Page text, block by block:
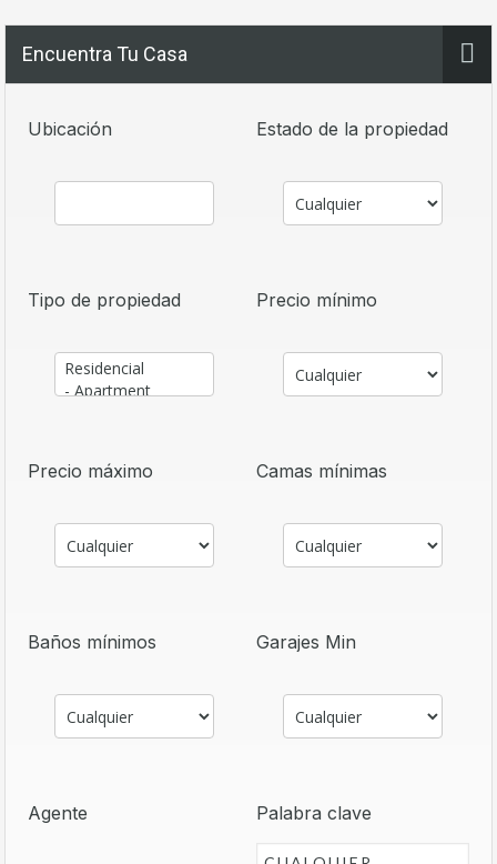
Encuentra Tu Casa
Ubicación Estado de la propiedad
Tipo de propiedad Precio mínimo
Precio máximo Camas mínimas
Baños mínimos Garajes Min
Agente Palabra clave